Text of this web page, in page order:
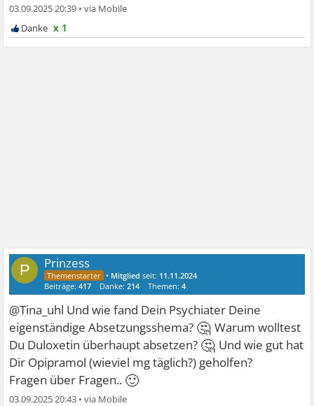
03.09.2025 20:39 •
x 1
P Prinzess
• Mitglied seit: 11.11.2024
Beiträge:417 Danke:214 Themen:4
@Tina_uhl Und wie fand Dein Psychiater Deine
eigenständige Absetzungsshema? 🤔 Warum wolltest
Du Duloxetin überhaupt absetzen? 🤔 Und wie gut hat
Dir Opipramol (wieviel mg täglich?) geholfen?
Fragen über Fragen.. 🙂
03.09.2025 20:43 •